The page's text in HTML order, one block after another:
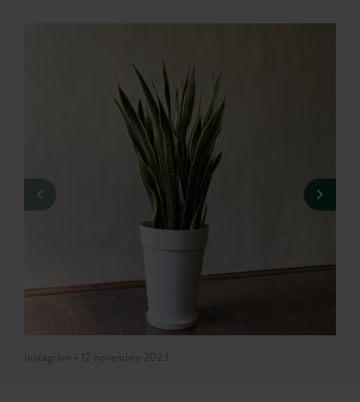
Instagram • 12 novembre 2023